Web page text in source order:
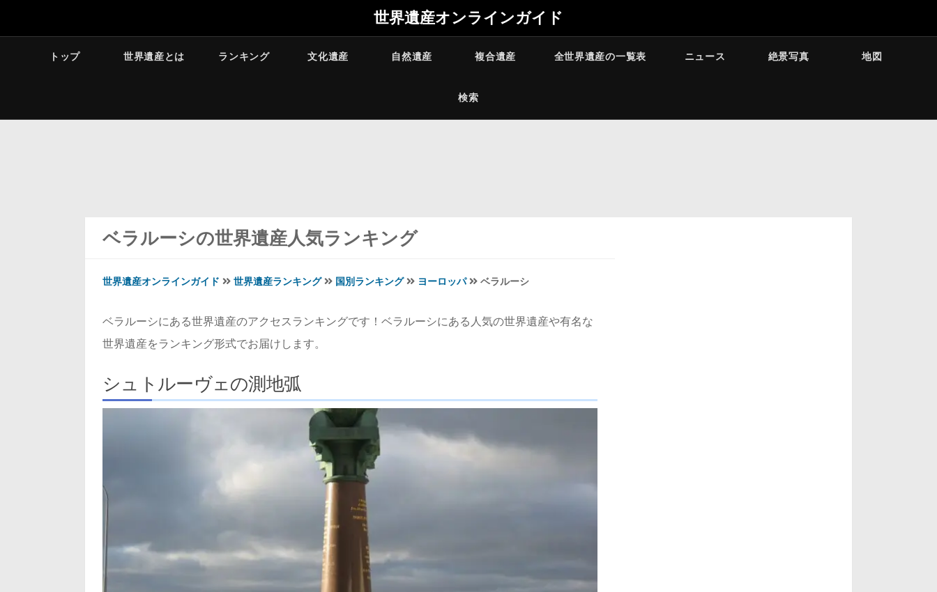
世界遺産オンラインガイド
トップ 世界遺産とは ランキング 文化遺産 自然遺産 複合遺産 全世界遺産の一覧表 ニュース 絶景写真 地図
検索
ベラルーシの世界遺産人気ランキング
世界遺産オンラインガイド 世界遺産ランキング 国別ランキング ヨーロッパ ベラルーシ
ベラルーシにある世界遺産のアクセスランキングです！ベラルーシにある人気の世界遺産や有名な
世界遺産をランキング形式でお届けします。
シュトルーヴェの測地弧